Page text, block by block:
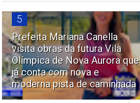
5
Prefeita Mariana Canella
visita obras da futura Vila
Olímpica de Nova Aurora que
já conta com nova e
moderna pista de caminhada